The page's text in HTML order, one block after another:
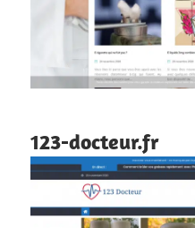
123-docteur.fr